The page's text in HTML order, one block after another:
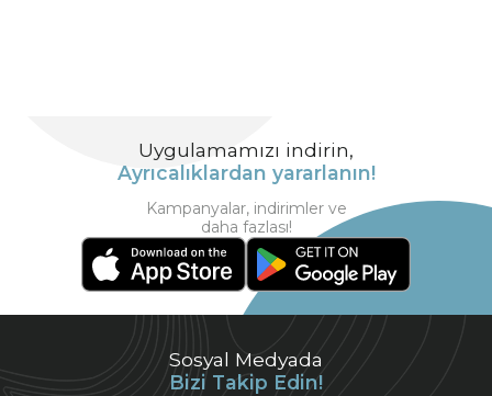
Sosyal Medyada
Bizi Takip Edin!
Uygulamamızı indirin,
Ayrıcalıklardan yararlanın!
Kampanyalar, indirimler ve
daha fazlası!